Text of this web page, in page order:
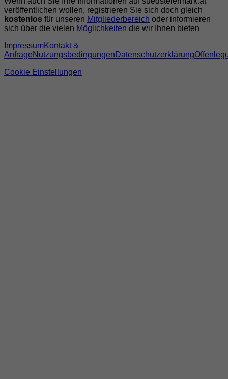
veröffentlichen wollen, registrieren Sie sich doch gleich
kostenlos für unseren Mitgliederbereich oder informieren
sich über die vielen Möglichkeiten die wir Ihnen bieten
ImpressumKontakt &
AnfrageNutzungsbedingungen Datenschutzerklärung
Cookie Einstellungen